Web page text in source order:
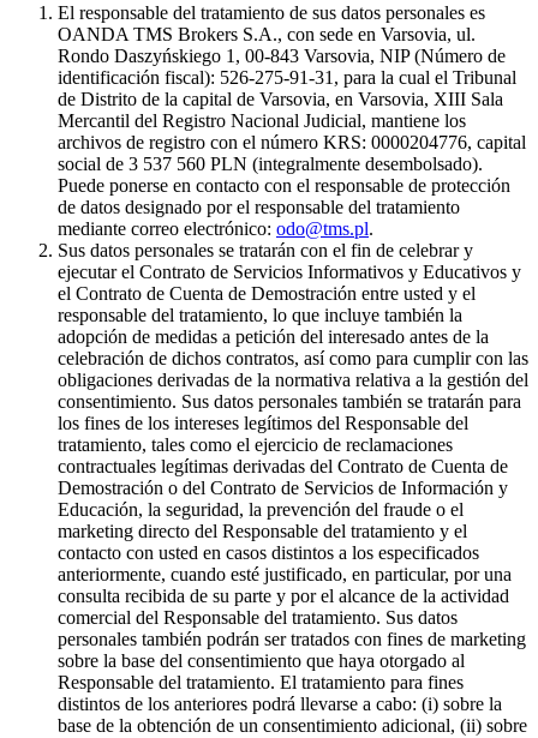
El responsable del tratamiento de sus datos personales es
OANDA TMS Brokers S.A., con sede en Varsovia, ul.
Rondo Daszyńskiego 1, 00-843 Varsovia, NIP (Número de
identificación fiscal): 526-275-91-31, para la cual el Tribunal
de Distrito de la capital de Varsovia, en Varsovia, XIII Sala
Mercantil del Registro Nacional Judicial, mantiene los
archivos de registro con el número KRS: 0000204776, capital
social de 3 537 560 PLN (integralmente desembolsado).
Puede ponerse en contacto con el responsable de protección
de datos designado por el responsable del tratamiento
mediante correo electrónico: odo@tms.pl.
Sus datos personales se tratarán con el fin de celebrar y
ejecutar el Contrato de Servicios Informativos y Educativos y
el Contrato de Cuenta de Demostración entre usted y el
responsable del tratamiento, lo que incluye también la
adopción de medidas a petición del interesado antes de la
celebración de dichos contratos, así como para cumplir con las
obligaciones derivadas de la normativa relativa a la gestión del
consentimiento. Sus datos personales también se tratarán para
los fines de los intereses legítimos del Responsable del
tratamiento, tales como el ejercicio de reclamaciones
contractuales legítimas derivadas del Contrato de Cuenta de
Demostración o del Contrato de Servicios de Información y
Educación, la seguridad, la prevención del fraude o el
marketing directo del Responsable del tratamiento y el
contacto con usted en casos distintos a los especificados
anteriormente, cuando esté justificado, en particular, por una
consulta recibida de su parte y por el alcance de la actividad
comercial del Responsable del tratamiento. Sus datos
personales también podrán ser tratados con fines de marketing
sobre la base del consentimiento que haya otorgado al
Responsable del tratamiento. El tratamiento para fines
distintos de los anteriores podrá llevarse a cabo: (i) sobre la
base de la obtención de un consentimiento adicional, (ii) sobre